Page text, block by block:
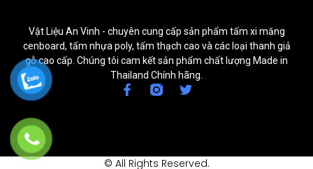
Vật Liệu An Vinh - chuyên cung cấp sản phẩm tấm xi măng
cenboard, tấm nhựa poly, tấm thạch cao và các loại thanh giả
gỗ cao cấp. Chúng tôi cam kết sản phẩm chất lượng Made in
Thailand Chính hãng.
© All Rights Reserved.